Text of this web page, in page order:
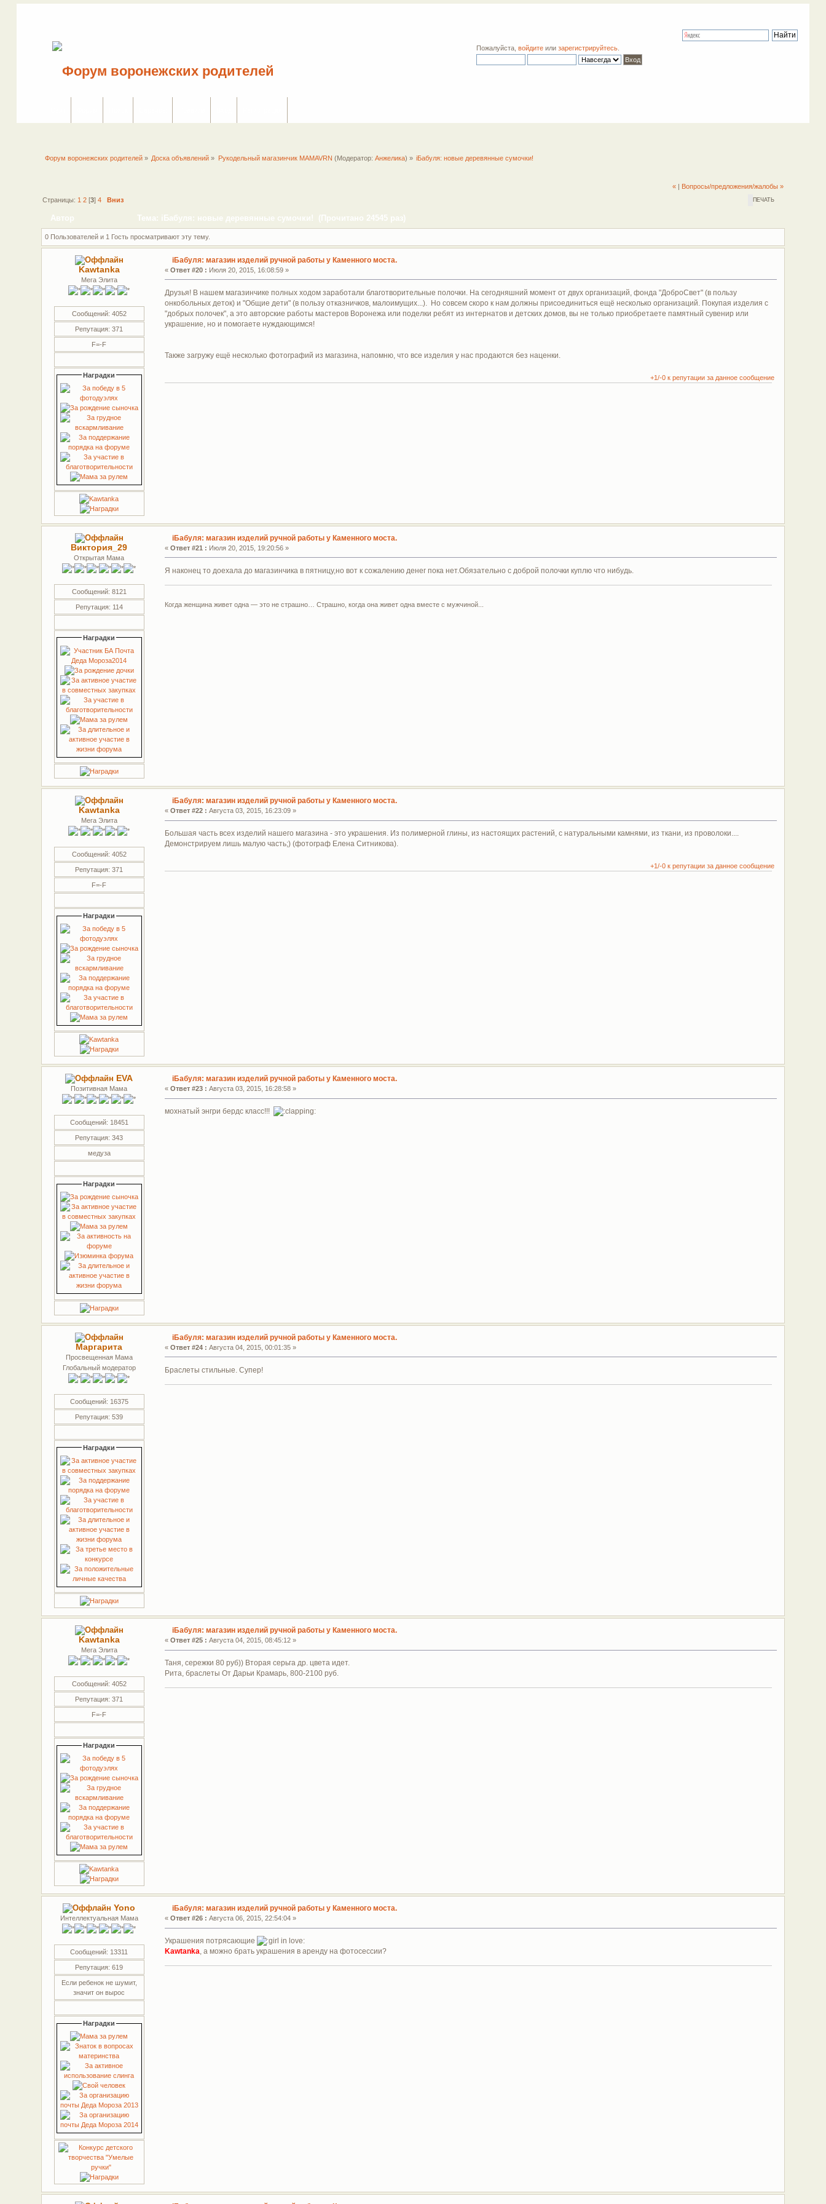
Пожалуйста,войдите илизарегистрируйтесь
Форум воронежских родителей » Доска объявлений » Рукодельный магазинчик MAMAVRN (Модератор: Анжелика) » iБабуля: новые деревянные сумочки!
« | Вопросы/предложения/жалобы »
ПЕЧАТЬ
Страницы: 1 2 [3]4 Вниз
Автор Тема: iБабуля: новые деревянные сумочки! (Прочитано 24545 раз)
0 Пользователей и 1 Гость просматривают эту тему.
Kawtanka
Мега Элита
Сообщений: 4052
Репутация: 371
F=-F
Наградки
iБабуля: магазин изделий ручной работы у Каменного моста.
« Ответ #20 : Июля 20, 2015, 16:08:59 »
Друзья! В нашем магазинчике полных ходом заработали благотворительные полочки. На сегодняшний момент от двух организаций, фонда "ДоброСвет" (в пользу
онкобольных деток) и "Общие дети" (в пользу отказничков, малоимущих...). Но совсем скоро к нам должны присоединиться ещё несколько организаций. Покупая изделия с
"добрых полочек", а это авторские работы мастеров Воронежа или поделки ребят из интернатов и детских домов, вы не только приобретаете памятный сувенир или
украшение, но и помогаете нуждающимся!
Также загружу ещё несколько фотографий из магазина, напомню, что все изделия у нас продаются без наценки.
+1/-0 к репутации за данное сообщение
Виктория_29
Открытая Мама
Сообщений: 8121
Репутация: 114
Наградки
iБабуля: магазин изделий ручной работы у Каменного моста.
« Ответ #21 : Июля 20, 2015, 19:20:56 »
Я наконец то доехала до магазинчика в пятницу,но вот к сожалению денег пока нет.Обязательно с доброй полочки куплю что нибудь.
Когда женщина живет одна — это не страшно… Страшно, когда она живет одна вместе с мужчиной...
Kawtanka
Мега Элита
Сообщений: 4052
Репутация: 371
F=-F
Наградки
iБабуля: магазин изделий ручной работы у Каменного моста.
« Ответ #22 : Августа 03, 2015, 16:23:09 »
Большая часть всех изделий нашего магазина - это украшения. Из полимерной глины, из настоящих растений, с натуральными камнями, из ткани, из проволоки....
Демонстрируем лишь малую часть;) (фотограф Елена Ситникова).
+1/-0 к репутации за данное сообщение
EVA
Позитивная Мама
Сообщений: 18451
Репутация: 343
медуза
Наградки
iБабуля: магазин изделий ручной работы у Каменного моста.
« Ответ #23 : Августа 03, 2015, 16:28:58 »
мохнатый энгри бердс класс!!!
Маргарита
Просвещенная Мама
Глобальный модератор
Сообщений: 16375
Репутация: 539
Наградки
iБабуля: магазин изделий ручной работы у Каменного моста.
« Ответ #24 : Августа 04, 2015, 00:01:35 »
Браслеты стильные. Супер!
Kawtanka
Мега Элита
Сообщений: 4052
Репутация: 371
F=-F
Наградки
iБабуля: магазин изделий ручной работы у Каменного моста.
« Ответ #25 : Августа 04, 2015, 08:45:12 »
Таня, сережки 80 руб)) Вторая серьга др. цвета идет.
Рита, браслеты От Дарьи Крамарь, 800-2100 руб.
Yono
Интеллектуальная Мама
Сообщений: 13311
Репутация: 619
Если ребенок не шумит,
значит он вырос
Наградки
iБабуля: магазин изделий ручной работы у Каменного моста.
« Ответ #26 : Августа 06, 2015, 22:54:04 »
Украшения потрясающие
Kawtanka, а можно брать украшения в аренду на фотосессии?